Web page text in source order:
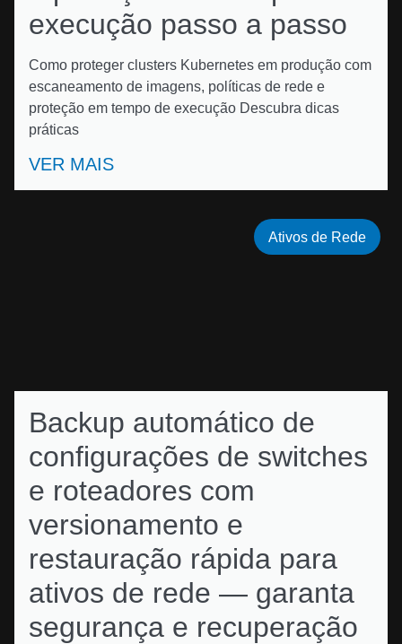
execução passo a passo
Como proteger clusters Kubernetes em produção com
escaneamento de imagens, políticas de rede e
proteção em tempo de execução Descubra dicas
práticas
VER MAIS
Backup automático de
configurações de switches
e roteadores com
versionamento e
restauração rápida para
ativos de rede — garanta
segurança e recuperação
Ativos de Rede